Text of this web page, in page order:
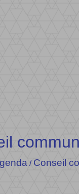
/ Conseil